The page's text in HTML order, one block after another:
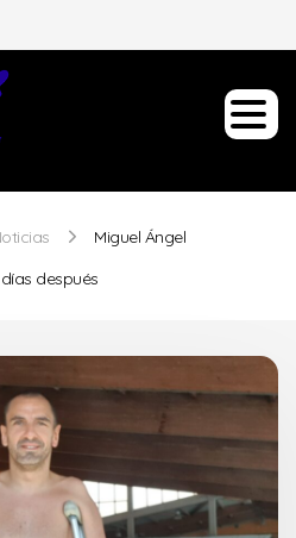
Miguel Ángel
después